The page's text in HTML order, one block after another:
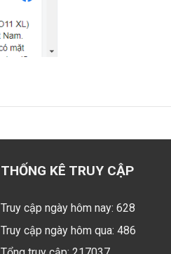
THỐNG KÊ TRUY CẬP
Truy cập ngày hôm nay: 628
Truy cập ngày hôm qua: 486